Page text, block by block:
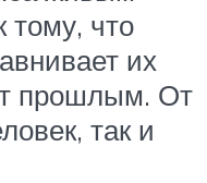
что
их
прошлым. От
так и